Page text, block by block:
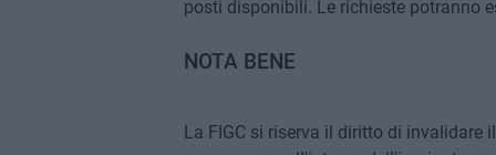
posti disponibili. Le richieste potranno
NOTA BENE
La FIGC si riserva il diritto di